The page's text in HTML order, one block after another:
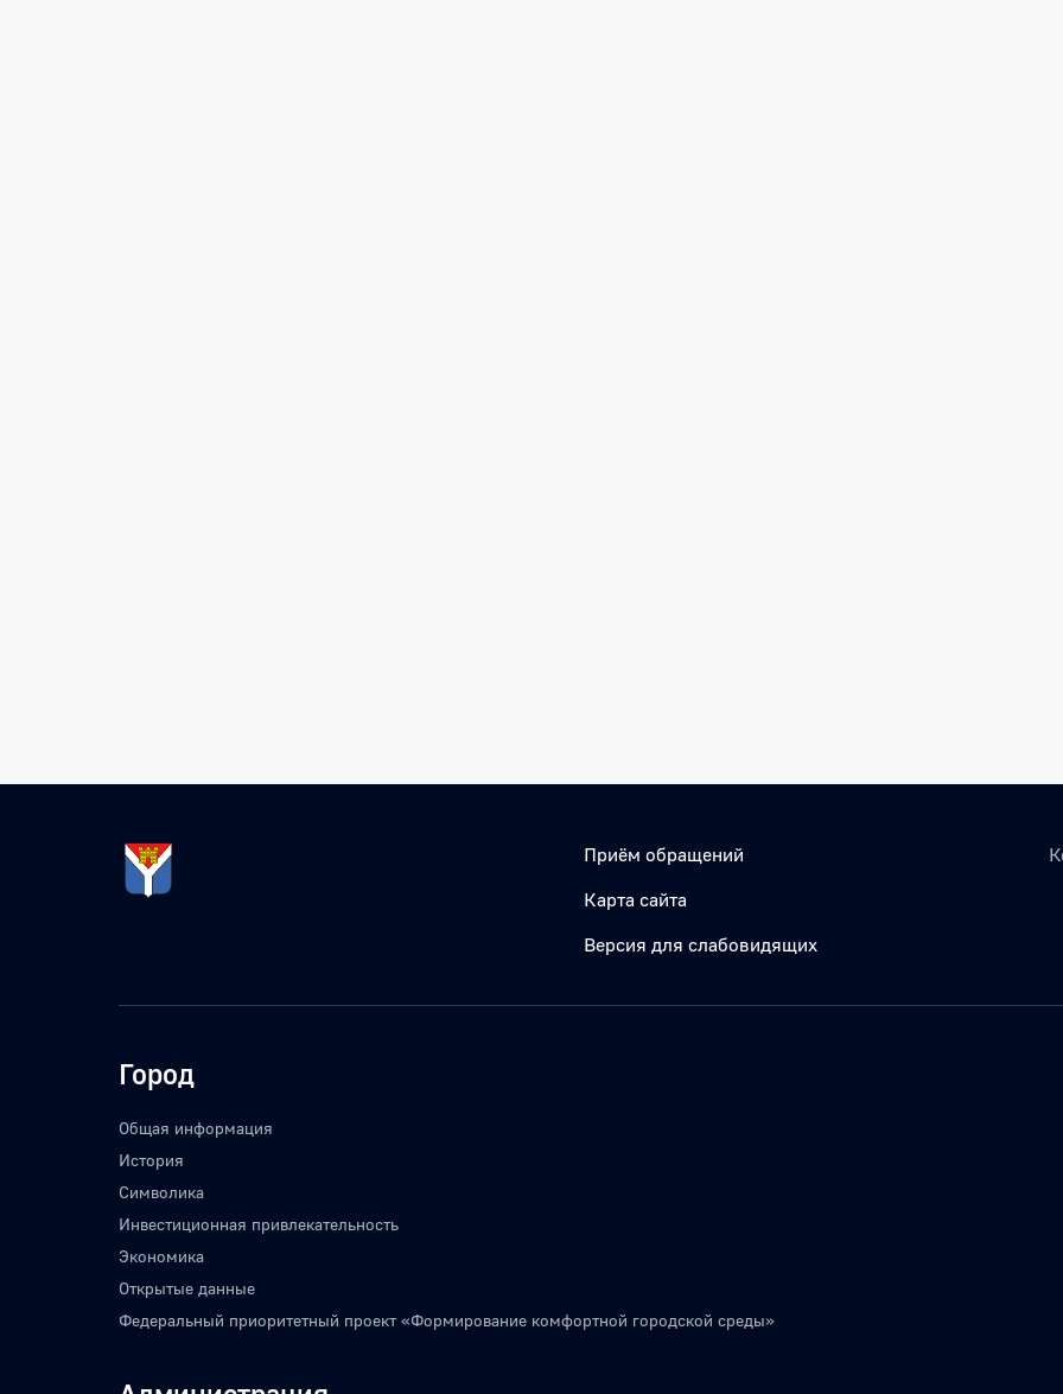
Приём обращений
Карта сайта
Версия для слабовидящих
Город
Общая информация
История
Символика
Инвестиционная привлекательность
Экономика
Открытые данные
Федеральный приоритетный проект «Формирование комфортной городской среды»